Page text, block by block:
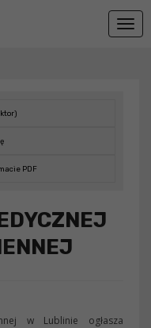
PDF
w Lublinie ogłasza